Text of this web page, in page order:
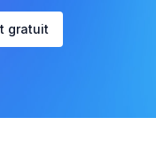
gratuit